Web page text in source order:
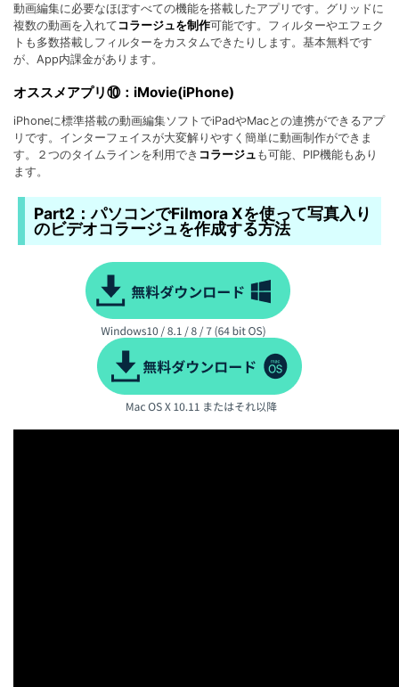
動画編集に必要なほぼすべての機能を搭載したアプリです。グリッドに
複数の動画を入れて コラージュを制作可能です。フィルターやエフェク
トも多数搭載しフィルターをカスタムできたりします。基本無料です
が、App内課金があります。
オススメアプリ⑩：iMovie(iPhone)
iPhoneに標準搭載の動画編集ソフトでiPadやMacとの連携ができるアプ
リです。インターフェイスが大変解りやすく簡単に動画制作ができま
す。２つのタイムラインを利用でき コラージュ も可能、PIP機能もあり
ます。
Part2：パソコンでFilmora Xを使って写真入り
のビデオコラージュを作成する方法